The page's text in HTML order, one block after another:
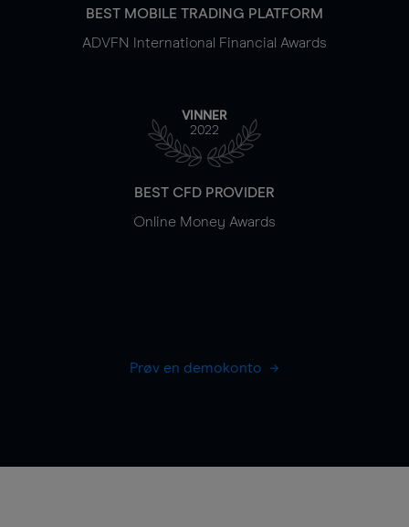
BEST MOBILE TRADING PLATFORM
ADVFN International Financial Awards
VINNER
2022
BEST CFD PROVIDER
Online Money Awards
Prøv en demokonto